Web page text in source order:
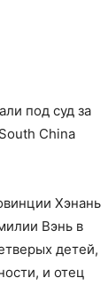
под суд за
South China
Хэнань
Вэнь в
детей,
и отец